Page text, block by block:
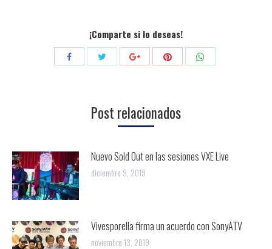
¡Comparte si lo deseas!
Compartir CompartirCompartirCompartir
Post relacionados
Nuevo Sold Out en las sesiones VXE Live
diciembre 9, 2019
Vivesporella firma un acuerdo con SonyATV
noviembre 13, 2019